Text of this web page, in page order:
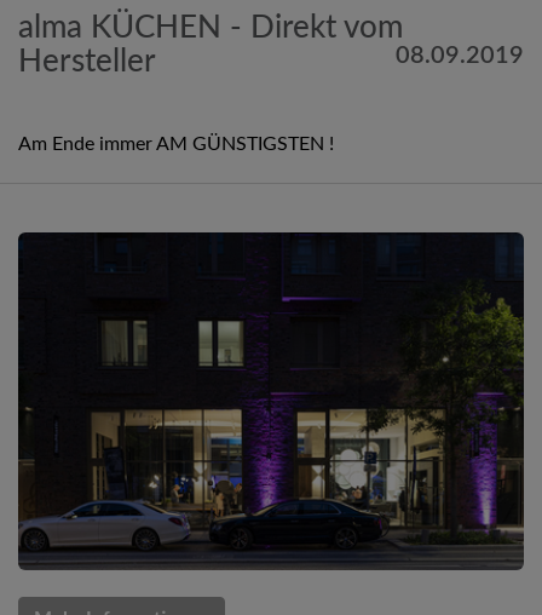
alma KÜCHEN - Direkt vom
Hersteller
08.09.2019
Am Ende immer AM GÜNSTIGSTEN !